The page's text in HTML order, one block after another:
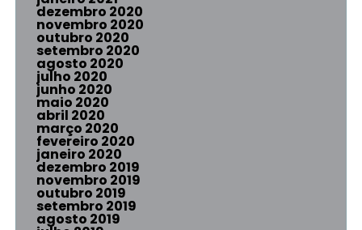
dezembro 2020
novembro 2020
outubro 2020
setembro 2020
agosto 2020
julho 2020
junho 2020
maio 2020
abril 2020
março 2020
fevereiro 2020
janeiro 2020
dezembro 2019
novembro 2019
outubro 2019
setembro 2019
agosto 2019